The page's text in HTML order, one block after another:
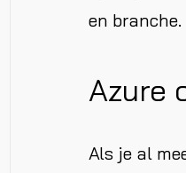
en branche.
Azure
Als je al